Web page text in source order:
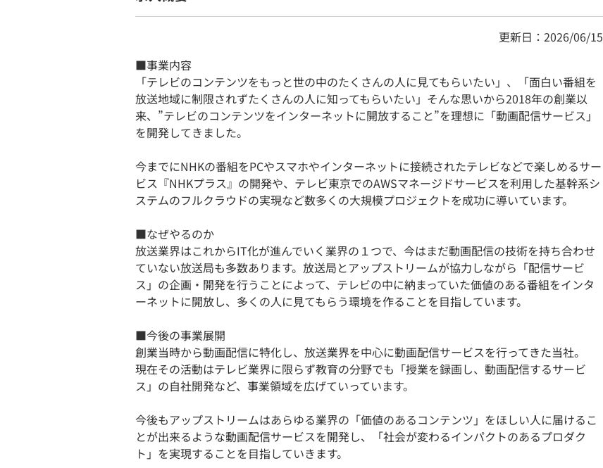
更新日：2026/06/15
■事業内容
「テレビのコンテンツをもっと世の中のたくさんの人に見てもらいたい」、「面白い番組を
放送地域に制限されずたくさんの人に知ってもらいたい」そんな思いから2018年の創業以
来、”テレビのコンテンツをインターネットに開放すること”を理想に「動画配信サービス」
を開発してきました。
今までにNHKの番組をPCやスマホやインターネットに接続されたテレビなどで楽しめるサー
ビス『NHKプラス』の開発や、テレビ東京でのAWSマネージドサービスを利用した基幹系シ
ステムのフルクラウドの実現など数多くの大規模プロジェクトを成功に導いています。
■なぜやるのか
放送業界はこれからIT化が進んでいく業界の１つで、今はまだ動画配信の技術を持ち合わせ
ていない放送局も多数あります。放送局とアップストリームが協力しながら「配信サービ
ス」の企画・開発を行うことによって、テレビの中に納まっていた価値のある番組をインタ
ーネットに開放し、多くの人に見てもらう環境を作ることを目指しています。
■今後の事業展開
創業当時から動画配信に特化し、放送業界を中心に動画配信サービスを行ってきた当社。
現在その活動はテレビ業界に限らず教育の分野でも「授業を録画し、動画配信するサービ
ス」の自社開発など、事業領域を広げていっています。
今後もアップストリームはあらゆる業界の「価値のあるコンテンツ」をほしい人に届けるこ
とが出来るような動画配信サービスを開発し、「社会が変わるインパクトのあるプロダク
ト」を実現することを目指していきます。